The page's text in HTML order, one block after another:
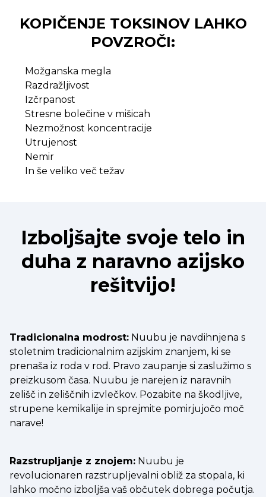
KOPIČENJE TOKSINOV LAHKO
POVZROČI:
Možganska megla
Razdražljivost
Izčrpanost
Stresne bolečine v mišicah
Nezmožnost koncentracije
Utrujenost
Nemir
In še veliko več težav
Izboljšajte svoje telo in
duha z naravno azijsko
rešitvijo!
Tradicionalna modrost: Nuubu je navdihnjena s
stoletnim tradicionalnim azijskim znanjem, ki se
prenaša iz roda v rod. Pravo zaupanje si zaslužimo s
preizkusom časa. Nuubu je narejen iz naravnih
zelišč in zeliščnih izvlečkov. Pozabite na škodljive,
strupene kemikalije in sprejmite pomirjujočo moč
narave!
Razstrupljanje z znojem: Nuubu je
revolucionaren razstrupljevalni obliž za stopala, ki
lahko močno izboljša vaš občutek dobrega počutja.